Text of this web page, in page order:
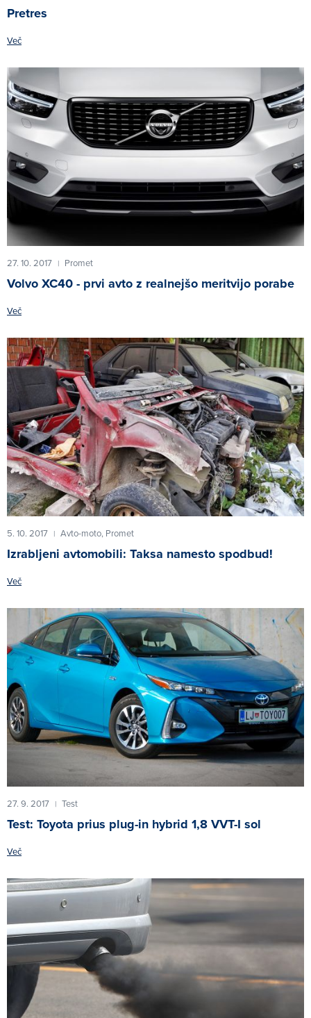
Pretres
Več
27. 10. 2017 | Promet
Volvo XC40 - prvi avto z realnejšo meritvijo porabe
Več
5. 10. 2017 | Avto-moto, Promet
Izrabljeni avtomobili: Taksa namesto spodbud!
Več
27. 9. 2017 | Test
Test: Toyota prius plug-in hybrid 1,8 VVT-I sol
Več